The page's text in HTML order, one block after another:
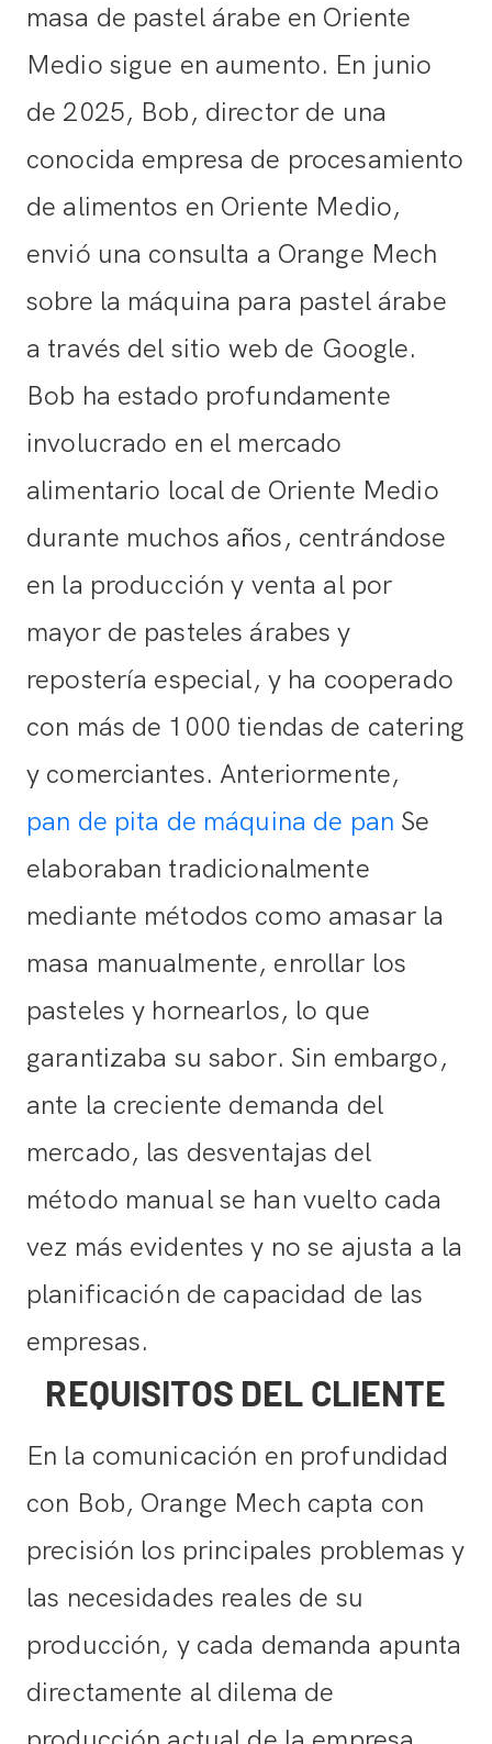
masa de pastel árabe en Oriente
Medio sigue en aumento. En junio
de 2025, Bob, director de una
conocida empresa de procesamiento
de alimentos en Oriente Medio,
envió una consulta a Orange Mech
sobre la máquina para pastel árabe
a través del sitio web de Google.
Bob ha estado profundamente
involucrado en el mercado
alimentario local de Oriente Medio
durante muchos años, centrándose
en la producción y venta al por
mayor de pasteles árabes y
repostería especial, y ha cooperado
con más de 1000 tiendas de catering
y comerciantes. Anteriormente,
pan de pita de máquina de pan Se
elaboraban tradicionalmente
mediante métodos como amasar la
masa manualmente, enrollar los
pasteles y hornearlos, lo que
garantizaba su sabor. Sin embargo,
ante la creciente demanda del
mercado, las desventajas del
método manual se han vuelto cada
vez más evidentes y no se ajusta a la
planificación de capacidad de las
empresas.
REQUISITOS DEL CLIENTE
En la comunicación en profundidad
con Bob, Orange Mech capta con
precisión los principales problemas y
las necesidades reales de su
producción, y cada demanda apunta
directamente al dilema de